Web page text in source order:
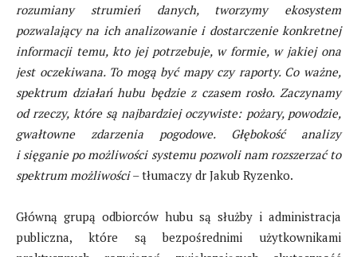
rozumiany strumień danych, tworzymy ekosystem
pozwalający na ich analizowanie i dostarczenie konkretnej
informacji temu, kto jej potrzebuje, w formie, w jakiej ona
jest oczekiwana. To mogą być mapy czy raporty. Co ważne,
spektrum działań hubu będzie z czasem rosło. Zaczynamy
od rzeczy, które są najbardziej oczywiste: pożary, powodzie,
gwałtowne zdarzenia pogodowe. Głębokość analizy
i sięganie po możliwości systemu pozwoli nam rozszerzać to
spektrum możliwości– tłumaczy dr Jakub Ryzenko.
Główną grupą odbiorców hubu są służby i administracja
publiczna, które są bezpośrednimi użytkownikami